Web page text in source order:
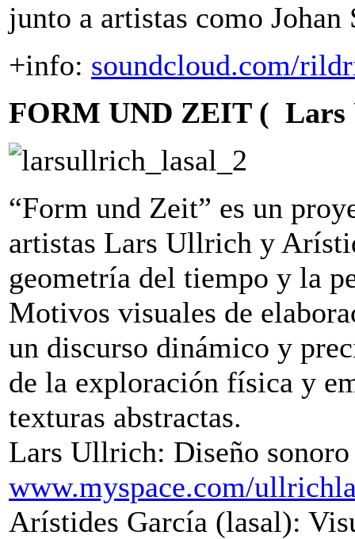
junto a artistas como
+info: soundcloud.com/
FORM UND ZEIT ( Lars
“Form und Zeit” es un
artistas Lars Ullrich y
geometría del tiempo y la
Motivos visuales de
un discurso dinámico y
de la exploración física y
texturas abstractas.
Lars Ullrich: Diseño sonoro
www.myspace.com/
Arístides García (lasal):